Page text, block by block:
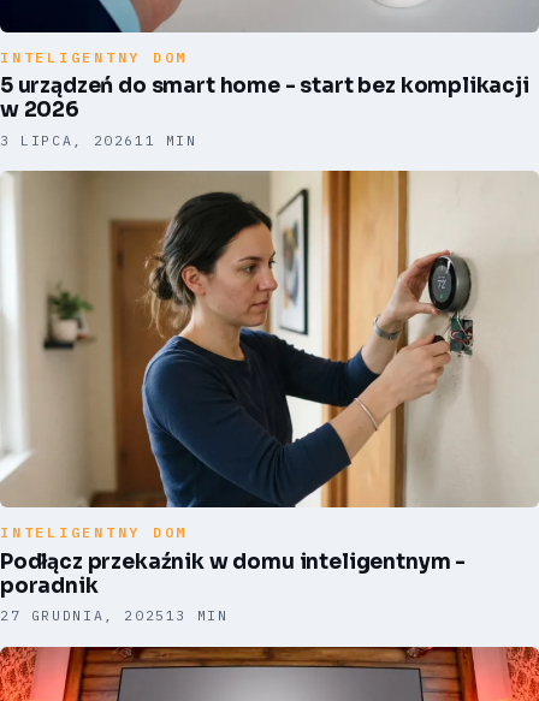
INTELIGENTNY DOM
5 urządzeń do smart home - start bez komplikacji
w 2026
3 LIPCA, 2026 11 MIN
INTELIGENTNY DOM
Podłącz przekaźnik w domu inteligentnym -
poradnik
27 GRUDNIA, 2025 13 MIN